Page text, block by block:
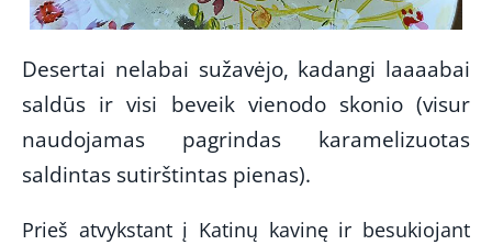
Desertai nelabai sužavėjo, kadangi laaaabai
saldūs ir visi beveik vienodo skonio (visur
naudojamas pagrindas karamelizuotas
saldintas sutirštintas pienas).
Prieš atvykstant į Katinų kavinę ir besukiojant